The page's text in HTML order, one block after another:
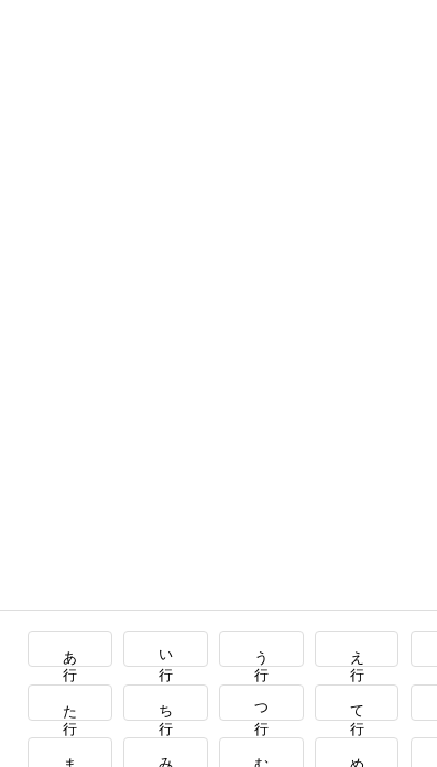
あ行 い行 う行 え行
た行 ち行 つ行 て行
ま行 み行 む行 め行